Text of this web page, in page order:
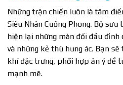
Những trận chiến luôn là tâm
Siêu Nhân Cuồng Phong. Bộ
hiện lại những màn đối đầu đỉnh
và những kẻ thù hung ác. Bạn
khí đặc trưng, phối hợp ăn ý để
mạnh mẽ.